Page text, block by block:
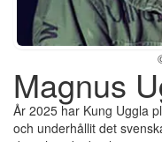
Magnus
År 2025 har Kung Uggla
och underhållit det